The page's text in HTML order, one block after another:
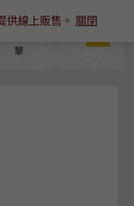
供線上販售。 關閉